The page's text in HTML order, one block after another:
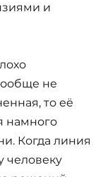
и
не
то её
намного
Когда линия
человеку